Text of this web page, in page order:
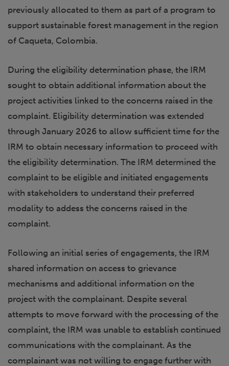
previously allocated to them as part of a program to
support sustainable forest management in the region
of Caqueta, Colombia.
During the eligibility determination phase, the IRM
sought to obtain additional information about the
project activities linked to the concerns raised in the
complaint. Eligibility determination was extended
through January 2026 to allow sufficient time for the
IRM to obtain necessary information to proceed with
the eligibility determination. The IRM determined the
complaint to be eligible and initiated engagements
with stakeholders to understand their preferred
modality to addess the concerns raised in the
complaint.
Following an initial series of engagements, the IRM
shared information on access to grievance
mechanisms and additional information on the
project with the complainant. Despite several
attempts to move forward with the processing of the
complaint, the IRM was unable to establish continued
communications with the complainant. As the
complainant was not willing to engage further with